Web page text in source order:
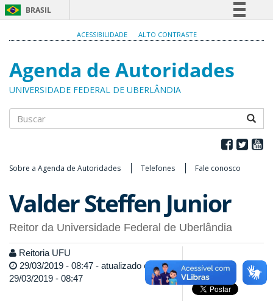
BRASIL
Participe
Acesso à informação
ACESSIBILIDADE ALTO CONTRASTE
Agenda de Autoridades
UNIVERSIDADE FEDERAL DE UBERLÂNDIA
Sobre a Agenda de Autoridades Telefones Fale conosco
Valder Steffen Junior
Reitor da Universidade Federal de Uberlândia
Reitoria UFU
29/03/2019 - 08:47 - atualizado em
29/03/2019 - 08:47